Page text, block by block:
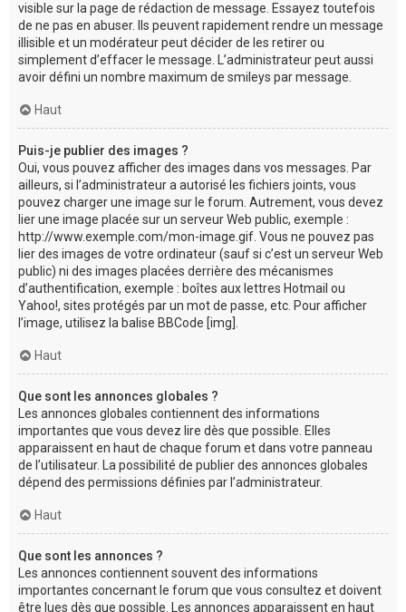
visible sur la page de rédaction de message. Essayez toutefois
de ne pas en abuser. Ils peuvent rapidement rendre un message
illisible et un modérateur peut décider de les retirer ou
simplement d’effacer le message. L’administrateur peut aussi
avoir défini un nombre maximum de smileys par message.
Haut
Puis-je publier des images ?
Oui, vous pouvez afficher des images dans vos messages. Par
ailleurs, si l’administrateur a autorisé les fichiers joints, vous
pouvez charger une image sur le forum. Autrement, vous devez
lier une image placée sur un serveur Web public, exemple :
http://www.exemple.com/mon-image.gif. Vous ne pouvez pas
lier des images de votre ordinateur (sauf si c’est un serveur Web
public) ni des images placées derrière des mécanismes
d’authentification, exemple : boîtes aux lettres Hotmail ou
Yahoo!, sites protégés par un mot de passe, etc. Pour afficher
l’image, utilisez la balise BBCode [img].
Haut
Que sont les annonces globales ?
Les annonces globales contiennent des informations
importantes que vous devez lire dès que possible. Elles
apparaissent en haut de chaque forum et dans votre panneau
de l’utilisateur. La possibilité de publier des annonces globales
dépend des permissions définies par l’administrateur.
Haut
Que sont les annonces ?
Les annonces contiennent souvent des informations
importantes concernant le forum que vous consultez et doivent
être lues dès que possible. Les annonces apparaissent en haut